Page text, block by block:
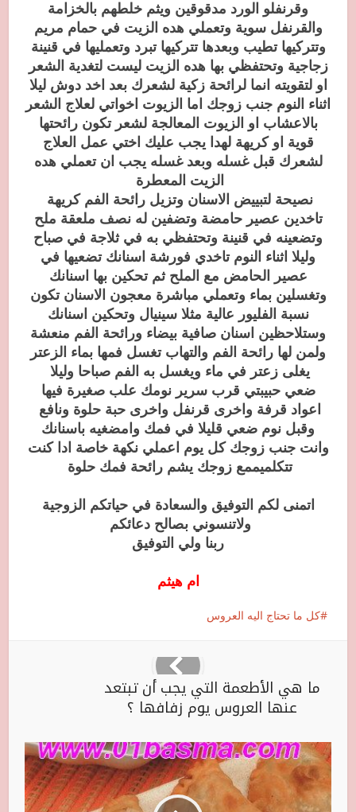
وقرنفلو الورد مدقوقين ويثم خلطهم بالخزامة
والقرنفل سوية وتعملي هده الزيت في حمام مريم
وتتركيها تطيب وبعدها تتركيها تبرد وتعمليها في قنينة
زجاجية وتحتفظي بها هده الزيت ليست لتغدية الشعر
او لتقويته انما لرائحة زكية لشعرك بعد اخد دوش ليلا
اثناء النوم جنب زوجك اما الزيوت اخواتي لعلاج الشعر
بالاعشاب او الزيوت المعالجة لشعر تكون رائحتها
قوية او كريهة لهدا يجب عليك اختي عمل العلاج
لشعرك قبل غسله وبعد غسله يجب ان تعملي هده
الزيت المعطرة
نصيحة لتبييض الاسنان وتزيل رائحة الفم كريهة
تاخدين عصير حامضة وتضفين له نصف ملعقة ملح
وتضعينه في قنينة وتحتفظي به في ثلاجة في صباح
وليلا اثناء النوم تاخدي فورشة اسنانك تضعيها في
عصير الحامض مع الملح ثم تحكين بها اسنانك
وتغسلين بماء وتعملي مباشرة معجون الاسنان تكون
نسبة الفليور عالية مثلا سينيال وتحكين اسنانك
وستلاحظين اسنان صافية بيضاء ورائحة الفم منعشة
ولمن لها رائحة الفم والتهاب تغسل فمها بماء الزعتر
يغلى زعتر في ماء ويغسل به الفم صباحا وليلا
ضعي حبيبتي قرب سرير نومك علب صغيرة فيها
اعواد قرفة واخرى قرنفل واخرى حبة حلوة ونافع
وقبل نوم ضعي قليلا في فمك وامضغيه باسنانك
وانت جنب زوجك كل يوم اعملي نكهة خاصة ادا كنت
تتكلميممع زوجك يشم رائحة فمك حلوة
اتمنى لكم التوفيق والسعادة في حياتكم الزوجية
ولاتنسوني بصالح دعائكم
ربنا ولي التوفيق
ام هيثم
كل ما تحتاج اليه العروس
ما هي الأطعمة التي يجب أن تبتعد
عنها العروس يوم زفافها ؟